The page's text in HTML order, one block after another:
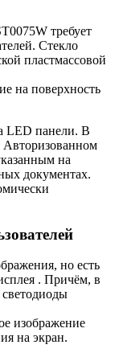
требует
Стекло
пластмассовой
на поверхность
LED панели. В
Авторизованном
на
документах.
но есть
. Причём, в
изображение
на экран.